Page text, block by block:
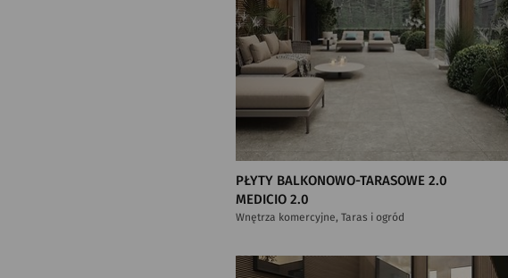
PŁYTY BALKONOWO-TARASOWE 2.0
MEDICIO 2.0
Wnętrza komercyjne, Taras i ogród